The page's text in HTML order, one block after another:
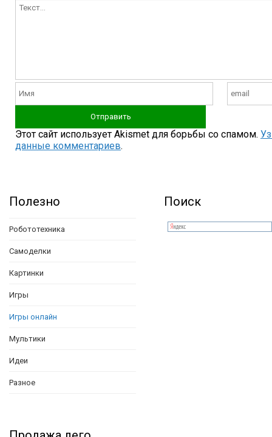
Этот сайт использует Akismet для борьбы со спамом.
данные комментариев.
Полезно
Робототехника
Самоделки
Картинки
Игры
Игры онлайн
Мультики
Идеи
Разное
Поиск